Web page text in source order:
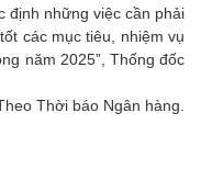
định những việc cần phải
các mục tiêu, nhiệm vụ
năm 2025”, Thống đốc
Thời báo Ngân hàng.